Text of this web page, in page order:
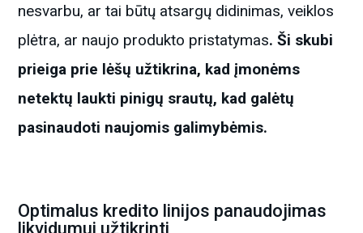
nesvarbu, ar tai būtų atsargų didinimas, veiklos
plėtra, ar naujo produkto pristatymas. Ši skubi
prieiga prie lėšų užtikrina, kad įmonėms
netektų laukti pinigų srautų, kad galėtų
pasinaudoti naujomis galimybėmis.
Optimalus kredito linijos panaudojimas
likvidumui užtikrinti